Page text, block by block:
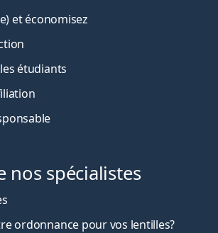
et économisez
étudiants
nos spécialistes
ordonnance pour vos lentilles?